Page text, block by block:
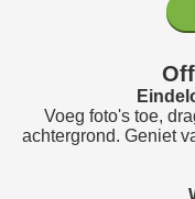
Voeg foto's toe,
achtergrond. Geniet